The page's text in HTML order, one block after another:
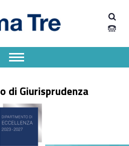
di Giurisprudenza
Apri il menu secondario